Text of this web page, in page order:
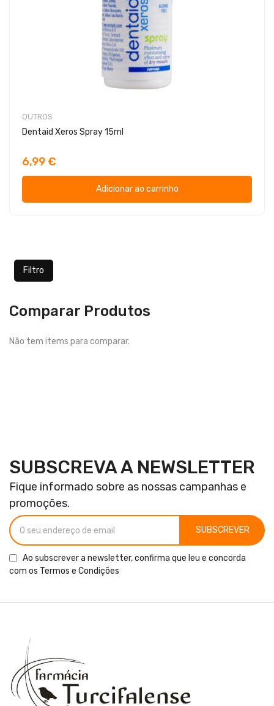
OUTROS
Dentaid Xeros Spray 15ml
6,99 €
Adicionar ao carrinho
Filtro
Comparar Produtos
Não tem items para comparar.
SUBSCREVA A NEWSLETTER
Fique informado sobre as nossas campanhas e
promoções.
SUBSCREVER
Ao subscrever a newsletter, confirma que leu e concorda
com os Termos e Condições